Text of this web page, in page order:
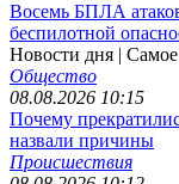
Восемь БПЛА
беспилотной
Новости дня |
Общество
08.08.2026 10:15
Почему
назвали причины
Происшествия